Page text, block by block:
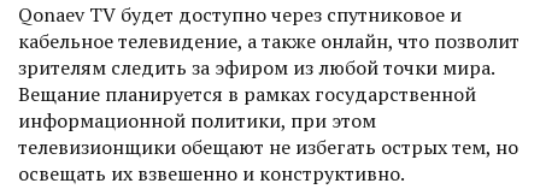
Qonaev TV будет доступно через спутниковое и
кабельное телевидение, а также онлайн, что позволит
зрителям следить за эфиром из любой точки мира.
Вещание планируется в рамках государственной
информационной политики, при этом
телевизионщики обещают не избегать острых тем, но
освещать их взвешенно и конструктивно.